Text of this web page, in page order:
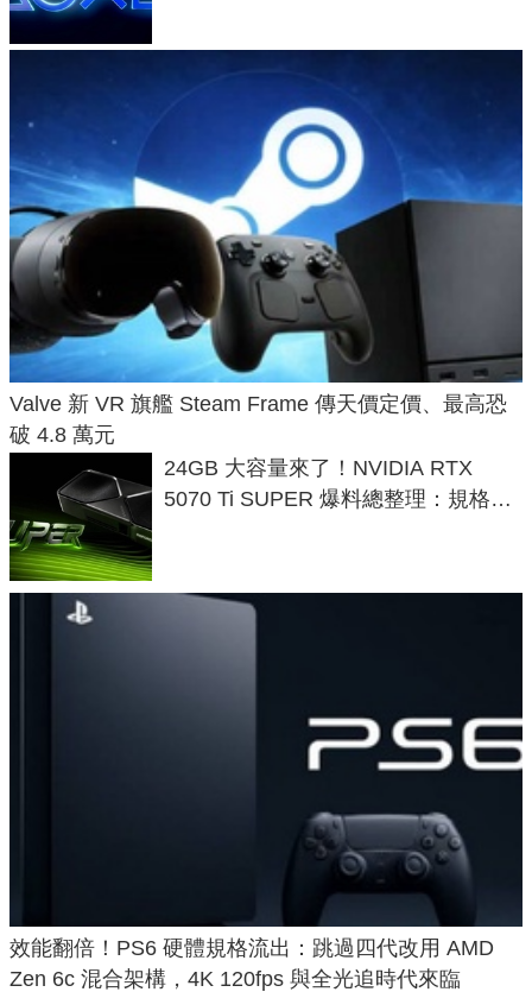
Valve 新 VR 旗艦 Steam Frame 傳天價定價、最高恐
破 4.8 萬元
24GB 大容量來了！NVIDIA RTX
5070 Ti SUPER 爆料總整理：規格、
效能翻倍！PS6 硬體規格流出：跳過四代改用 AMD
Zen 6c 混合架構，4K 120fps 與全光追時代來臨